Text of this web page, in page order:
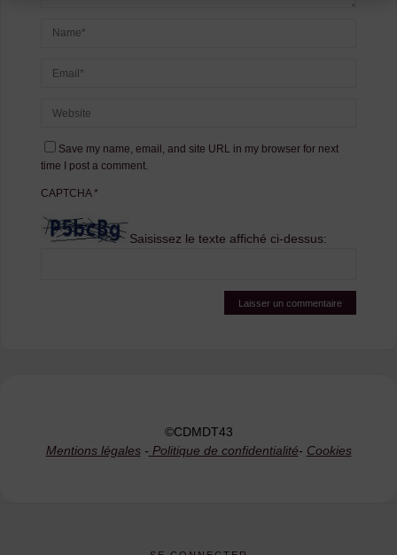
Save my name, email, and site URL in my browser for next
time I post a comment.
CAPTCHA*
Saisissez le texte affiché ci-dessus:
©CDMDT43
Mentions légales- Politique de confidentialité- Cookies